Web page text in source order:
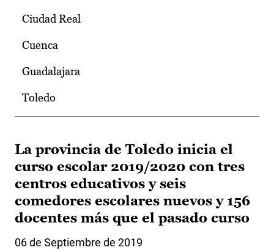
Ciudad Real
Cuenca
Guadalajara
Toledo
La provincia de Toledo inicia el
curso escolar 2019/2020 con tres
centros educativos y seis
comedores escolares nuevos y 156
docentes más que el pasado curso
06 de Septiembre de 2019